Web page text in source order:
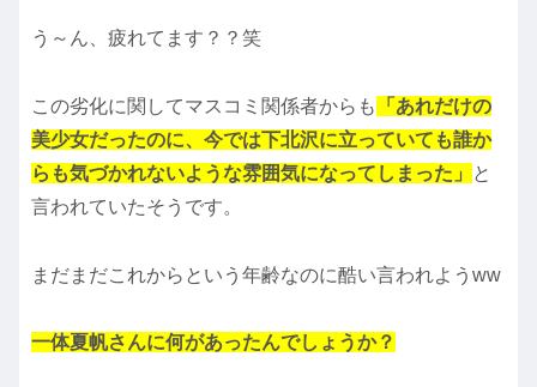
う～ん、疲れてます？？笑
この劣化に関してマスコミ関係者からも 「 あれだけの
美少女だったのに、今では下北沢に立っていても誰か
らも気づかれないような雰囲気になってしまった」
と
言われていたそうです。
まだまだこれからという年齢なのに酷い言われようww
一体夏帆さんに何があったんでしょうか？